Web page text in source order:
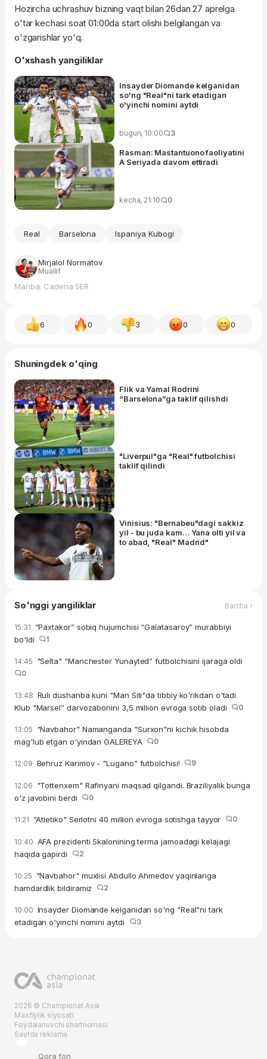
Hozircha uchrashuv bizning vaqt bilan 26dan 27 aprelga
o'tar kechasi soat 01:00da start olishi belgilangan va
o'zgarishlar yo'q.
O'xshash yangiliklar
Insayder Diomande kelganidan
so'ng "Real"ni tark etadigan
o'yinchi nomini aytdi
bugun, 10:00 3
Rasman: Mastantuono faoliyatini
A Seriyada davom ettiradi
kecha, 21:10 0
Real Barselona Ispaniya Kubogi
Mirjalol Normatov
Muallif
Manba: Cadena SER
6 0 3 0 0
Shuningdek o'qing
Flik va Yamal Rodrini
“Barselona”ga taklif qilishdi
"Liverpul"ga "Real" futbolchisi
taklif qilindi
Vinisius: "Bernabeu"dagi sakkiz
yil - bu juda kam… Yana olti yil va
to abad, "Real" Madrid"
So'nggi yangiliklar Barcha ›
15:31 “Paxtakor” sobiq hujumchisi “Galatasaroy” murabbiyi
bo'ldi
1
14:45 "Selta" “Manchester Yunayted” futbolchisini ijaraga oldi
0
13:48 Ruli dushanba kuni "Man Siti"da tibbiy ko'rikdan o'tadi.
Klub "Marsel” darvozabonini 3,5 million evroga sotib oladi
0
13:05 "Navbahor" Namanganda "Surxon"ni kichik hisobda
mag'lub etgan o'yindan GALEREYA
0
12:09 Behruz Karimov - "Lugano" futbolchisi! 9
12:06 "Tottenxem" Rafinyani maqsad qilgandi. Braziliyalik bunga
o'z javobini berdi
0
11:21 "Atletiko" Serlotni 40 million evroga sotishga tayyor 0
10:40 AFA prezidenti Skalonining terma jamoadagi kelajagi
haqida gapirdi
2
10:25 "Navbahor" muxlisi Abdullo Ahmedov yaqinlariga
hamdardlik bildiramiz
2
10:00 Insayder Diomande kelganidan so'ng "Real"ni tark
etadigan o'yinchi nomini aytdi
3
2026 © Championat.Asia
Maxfiylik siyosati
Foydalanuvchi shartnomasi
Saytda reklama
Qora fon